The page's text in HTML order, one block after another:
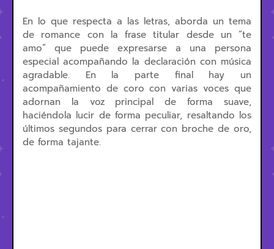
En lo que respecta a las letras, aborda un tema
de romance con la frase titular desde un “te
amo” que puede expresarse a una persona
especial acompañando la declaración con música
agradable. En la parte final hay un
acompañamiento de coro con varias voces que
adornan la voz principal de forma suave,
haciéndola lucir de forma peculiar, resaltando los
últimos segundos para cerrar con broche de oro,
de forma tajante.